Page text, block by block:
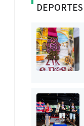
DEPORTES